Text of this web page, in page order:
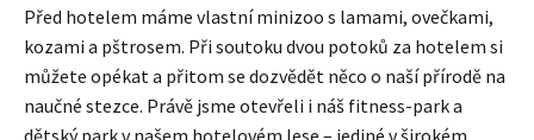
Před hotelem máme vlastní minizoo s lamami, ovečkami,
kozami a pštrosem. Při soutoku dvou potoků za hotelem si
můžete opékat a přitom se dozvědět něco o naší přírodě na
naučné stezce. Právě jsme otevřeli i náš fitness-park a
dětský park v našem hotelovém lese – jediné v širokém